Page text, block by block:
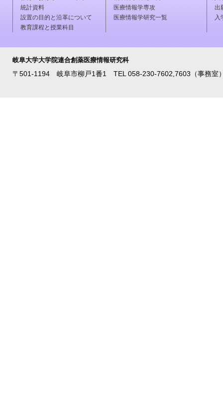
統計資料
設置の目的と沿革について
教育課程と授業科目
医療情報学専攻
医療情報学研究一覧
出
入
岐阜大学大学院連合創薬医療情報研究科
〒501-1194 岐阜市柳戸1番1 TEL 058-230-7602,7603（事務室